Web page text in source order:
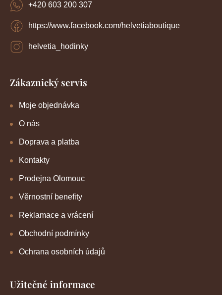
https://www.facebook.com/helvetiaboutique
helvetia_hodinky
+420 603 200 307
Zákaznický servis
Moje objednávka
O nás
Doprava a platba
Kontakty
Prodejna Olomouc
Věrnostní benefity
Reklamace a vrácení
Obchodní podmínky
Ochrana osobních údajů
Užitečné informace